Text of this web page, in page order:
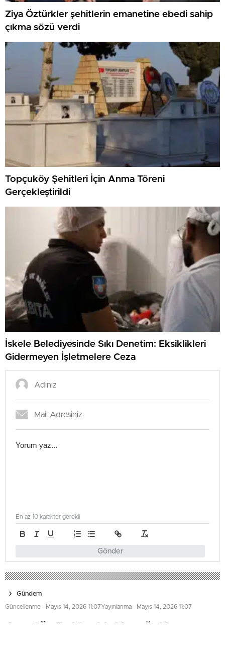
Ziya Öztürkler şehitlerin emanetine ebedi sahip
çıkma sözü verdi
Topçuköy Şehitleri İçin Anma Töreni
Gerçekleştirildi
İskele Belediyesinde Sıkı Denetim: Eksiklikleri
Gidermeyen İşletmelere Ceza
Gönder
En az 10 karakter gerekli
Gündem
Güncellenme - Mayıs 14, 2026 11:07Yayınlanma - Mayıs 14, 2026 11:07
Amatör Balıkçılık Yasağı Yarın